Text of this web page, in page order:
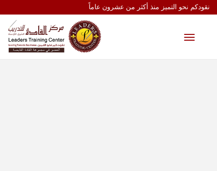
نقودكم نحو التميز منذ أكثر من عشرون عاماً
Toggle